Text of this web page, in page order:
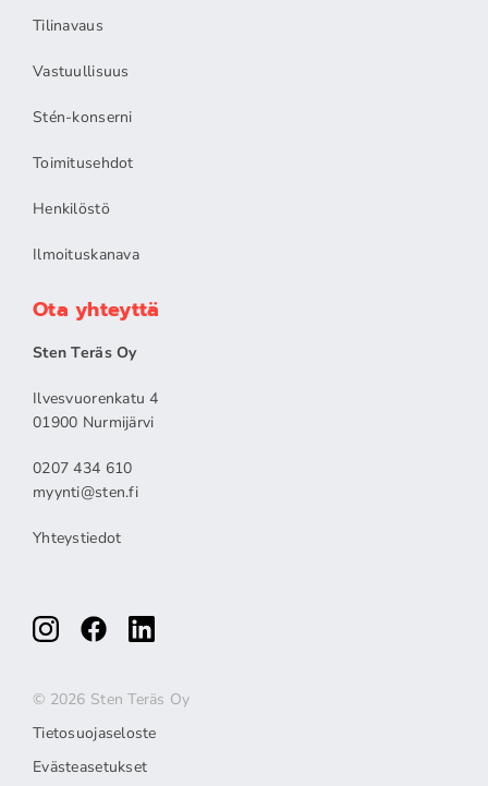
Tilinavaus
Vastuullisuus
Stén-konserni
Toimitusehdot
Henkilöstö
Ilmoituskanava
Ota yhteyttä
Sten Teräs Oy
Ilvesvuorenkatu 4
01900 Nurmijärvi
0207 434 610
myynti@sten.fi
Yhteystiedot
© 2026 Sten Teräs Oy
Tietosuojaseloste
Evästeasetukset